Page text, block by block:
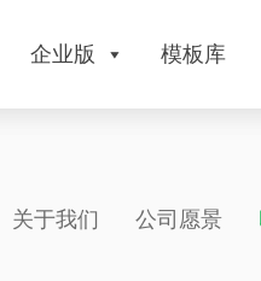
企业版 模板库
关于我们 公司愿景